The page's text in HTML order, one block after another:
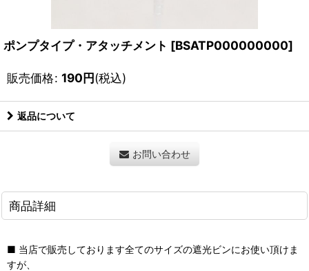
ポンプタイプ・アタッチメント [BSATP000000000]
販売価格: 190円(税込)
返品について
お問い合わせ
商品詳細
■ 当店で販売しております全てのサイズの遮光ビンにお使い頂けま
すが、